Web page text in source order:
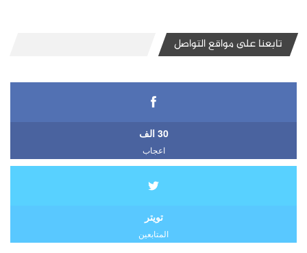
تابعنا على مواقع التواصل
30 الف
اعجاب
تويتر
المتابعين